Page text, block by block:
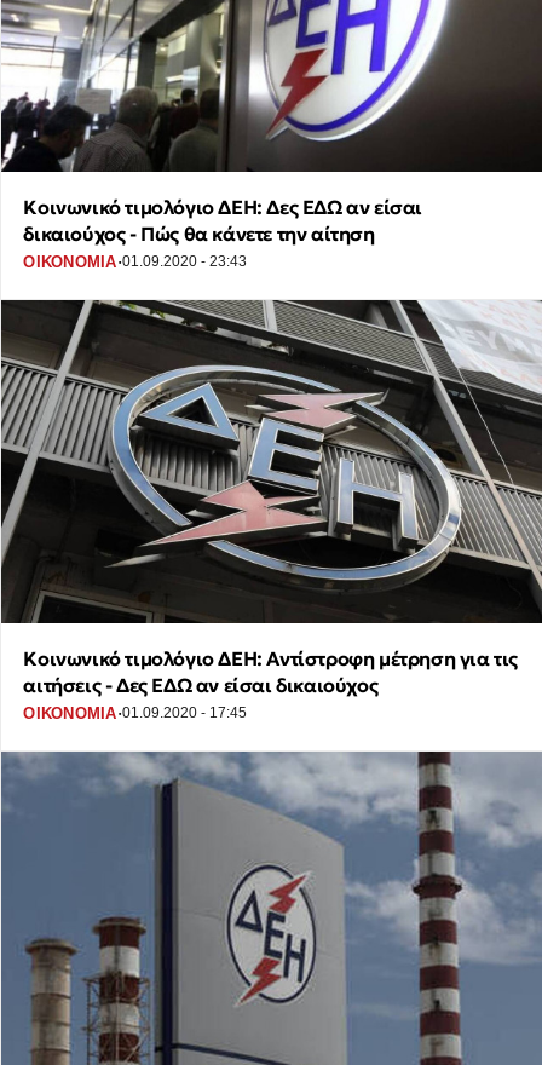
Κοινωνικό τιμολόγιο ΔΕΗ: Δες ΕΔΩ αν είσαι
δικαιούχος - Πώς θα κάνετε την αίτηση
ΟΙΚΟΝΟΜΙΑ·01.09.2020 - 23:43
Κοινωνικό τιμολόγιο ΔΕΗ: Αντίστροφη μέτρηση για τις
αιτήσεις - Δες ΕΔΩ αν είσαι δικαιούχος
ΟΙΚΟΝΟΜΙΑ·01.09.2020 - 17:45